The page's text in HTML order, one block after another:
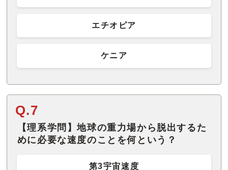
エチオピア
ケニア
Q.7
【理系学問】地球の重力場から脱出するた
めに必要な速度のことを何という？
第3宇宙速度